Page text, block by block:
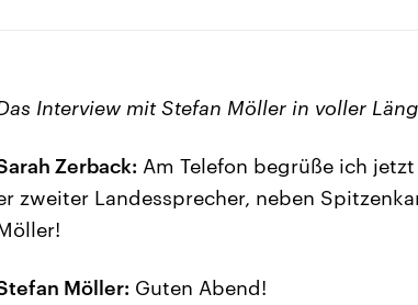
Interview mit Stefan Möller in voller
Zerback: Am Telefon begrüße ich
zweiter Landessprecher, neben
Möller: Guten Abend!